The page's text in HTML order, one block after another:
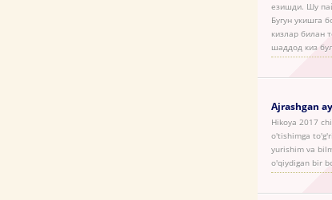
езишди. Шу
Бугун укишга
кизлар билан
шаддод киз бул
Ajrashgan
Hikoya 2017
o'tishimga
yurishim va
o'qiydigan bir